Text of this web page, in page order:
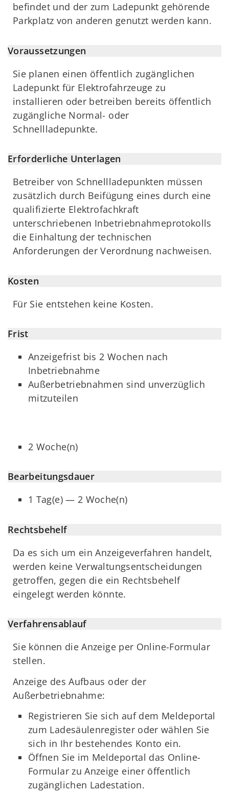
befindet und der zum Ladepunkt gehörende
Parkplatz von anderen genutzt werden kann.
Voraussetzungen
Sie planen einen öffentlich zugänglichen
Ladepunkt für Elektrofahrzeuge zu
installieren oder betreiben bereits öffentlich
zugängliche Normal- oder
Schnellladepunkte.
Erforderliche Unterlagen
Betreiber von Schnellladepunkten müssen
zusätzlich durch Beifügung eines durch eine
qualifizierte Elektrofachkraft
unterschriebenen Inbetriebnahmeprotokolls
die Einhaltung der technischen
Anforderungen der Verordnung nachweisen.
Kosten
Für Sie entstehen keine Kosten.
Frist
Anzeigefrist bis 2 Wochen nach
Inbetriebnahme
Außerbetriebnahmen sind unverzüglich
mitzuteilen
2 Woche(n)
Bearbeitungsdauer
1 Tag(e) — 2 Woche(n)
Rechtsbehelf
Da es sich um ein Anzeigeverfahren handelt,
werden keine Verwaltungsentscheidungen
getroffen, gegen die ein Rechtsbehelf
eingelegt werden könnte.
Verfahrensablauf
Sie können die Anzeige per Online-Formular
stellen.
Anzeige des Aufbaus oder der
Außerbetriebnahme:
Registrieren Sie sich auf dem Meldeportal
zum Ladesäulenregister oder wählen Sie
sich in Ihr bestehendes Konto ein.
Öffnen Sie im Meldeportal das Online-
Formular zu Anzeige einer öffentlich
zugänglichen Ladestation.